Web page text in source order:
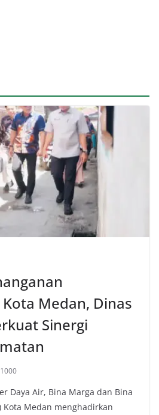
Medan, Dinas
Sinergi
Daya Air, Bina Marga dan Bina
Kota Medan menghadirkan